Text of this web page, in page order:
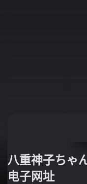
八重神子ちゃ
电子网址